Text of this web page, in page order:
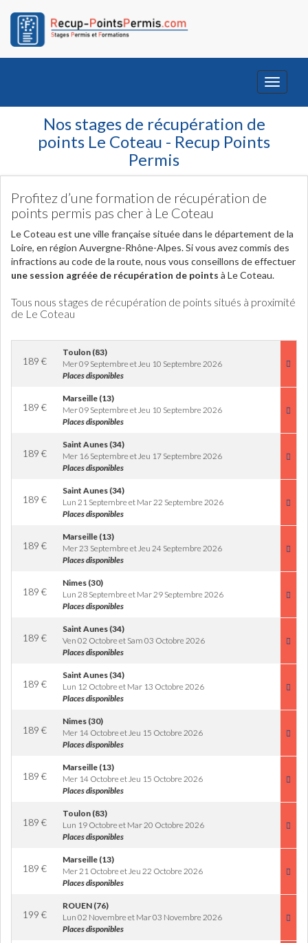
Toggle
Nos stages de récupération de
points Le Coteau - Recup Points
Permis
Profitez d’une formation de récupération de
points permis pas cher à Le Coteau
Le Coteau est une ville française située dans le département de la
Loire, en région Auvergne-Rhône-Alpes. Si vous avez commis des
infractions au code de la route, nous vous conseillons de effectuer
une session agréée de récupération de points à Le Coteau.
Tous nous stages de récupération de points situés à proximité
de Le Coteau
189 €
Toulon (83)
Mer 09 Septembre et Jeu 10 Septembre 2026
Places disponibles
189 €
Marseille (13)
Mer 09 Septembre et Jeu 10 Septembre 2026
Places disponibles
189 €
Saint Aunes (34)
Mer 16 Septembre et Jeu 17 Septembre 2026
Places disponibles
189 €
Saint Aunes (34)
Lun 21 Septembre et Mar 22 Septembre 2026
Places disponibles
189 €
Marseille (13)
Mer 23 Septembre et Jeu 24 Septembre 2026
Places disponibles
189 €
Nimes (30)
Lun 28 Septembre et Mar 29 Septembre 2026
Places disponibles
189 €
Saint Aunes (34)
Ven 02 Octobre et Sam 03 Octobre 2026
Places disponibles
189 €
Saint Aunes (34)
Lun 12 Octobre et Mar 13 Octobre 2026
Places disponibles
189 €
Nimes (30)
Mer 14 Octobre et Jeu 15 Octobre 2026
Places disponibles
189 €
Marseille (13)
Mer 14 Octobre et Jeu 15 Octobre 2026
Places disponibles
189 €
Toulon (83)
Lun 19 Octobre et Mar 20 Octobre 2026
Places disponibles
189 €
Marseille (13)
Mer 21 Octobre et Jeu 22 Octobre 2026
Places disponibles
199 €
ROUEN (76)
Lun 02 Novembre et Mar 03 Novembre 2026
Places disponibles